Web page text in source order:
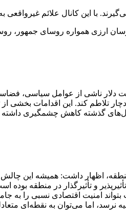
ارزی همواره روسای جمهور،
دلار ناشی از عوامل سیاسی،
تلاطم کند. این اقدامات بخشی
گذشته کاهش چشمگیری داشته
منطقه، اظهار داشت: همیشه این
اما در طول بیش از ۴۰سال گذشته ثابت شده ایران همواره تأثیرپذیر
امنیت اقتصادی نسبی را به
نرسد، اما می‌توان به نقطه‌ای